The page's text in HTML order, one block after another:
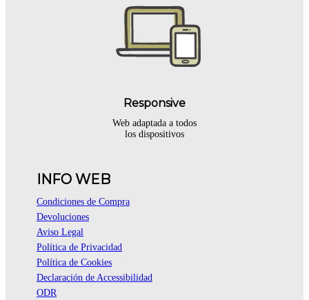
Responsive
Web adaptada a todos
los dispositivos
INFO WEB
Condiciones de Compra
Devoluciones
Aviso Legal
Política de Privacidad
Política de Cookies
Declaración de Accessibilidad
ODR